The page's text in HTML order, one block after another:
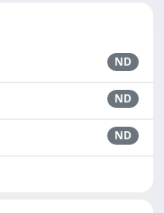
ND
ND
ND